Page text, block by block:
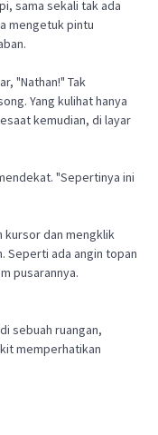
sama sekali tak ada
mengetuk pintu
"Nathan!" Tak
Yang kulihat hanya
kemudian, di layar
"Sepertinya ini
kursor dan mengklik
Seperti ada angin topan
pusarannya.
sebuah ruangan,
memperhatikan